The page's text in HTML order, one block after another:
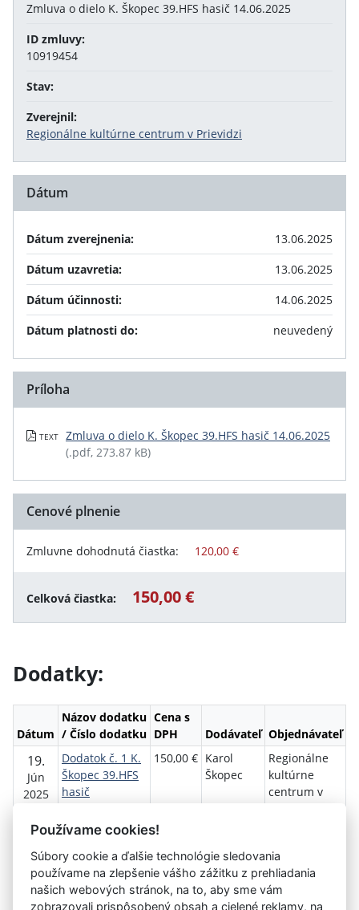
Zmluva o dielo K. Škopec 39.HFS hasič 14.06.2025
ID zmluvy:
10919454
Stav:
Zverejnil:
Regionálne kultúrne centrum v Prievidzi
Dátum
Dátum zverejnenia:
13.06.2025
Dátum uzavretia:
13.06.2025
Dátum účinnosti:
14.06.2025
Dátum platnosti do:
neuvedený
Príloha
TEXT
Zmluva o dielo K. Škopec 39.HFS hasič 14.06.2025
(.pdf, 273.87 kB)
Cenové plnenie
Zmluvne dohodnutá čiastka: 120,00 €
Celková čiastka: 150,00 €
Dodatky:
Dátum
Názov dodatku
/ Číslo dodatku
Cena s
DPH
Dodávateľ Objednávateľ
19.
Jún
2025
Dodatok č. 1 K.
Škopec 39.HFS
hasič
Dodatok č.1
150,00 € Karol
Škopec
Regionálne
kultúrne
centrum v
Návrat späť
Používame cookies!
Súbory cookie a ďalšie technológie sledovania
používame na zlepšenie vášho zážitku z prehliadania
našich webových stránok, na to, aby sme vám
zobrazovali prispôsobený obsah a cielené reklamy, na